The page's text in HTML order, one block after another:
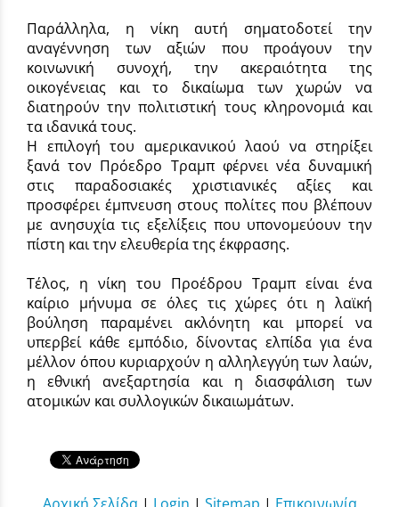
Παράλληλα, η νίκη αυτή σηματοδοτεί την
αναγέννηση των αξιών που προάγουν την
κοινωνική συνοχή, την ακεραιότητα της
οικογένειας και το δικαίωμα των χωρών να
διατηρούν την πολιτιστική τους κληρονομιά και
τα ιδανικά τους.
Η επιλογή του αμερικανικού λαού να στηρίξει
ξανά τον Πρόεδρο Τραμπ φέρνει νέα δυναμική
στις παραδοσιακές χριστιανικές αξίες και
προσφέρει έμπνευση στους πολίτες που βλέπουν
με ανησυχία τις εξελίξεις που υπονομεύουν την
πίστη και την ελευθερία της έκφρασης.
Τέλος, η νίκη του Προέδρου Τραμπ είναι ένα
καίριο μήνυμα σε όλες τις χώρες ότι η λαϊκή
βούληση παραμένει ακλόνητη και μπορεί να
υπερβεί κάθε εμπόδιο, δίνοντας ελπίδα για ένα
μέλλον όπου κυριαρχούν η αλληλεγγύη των λαών,
η εθνική ανεξαρτησία και η διασφάλιση των
ατομικών και συλλογικών δικαιωμάτων.
Αρχική Σελίδα| Login | Sitemap | Επικοινωνία